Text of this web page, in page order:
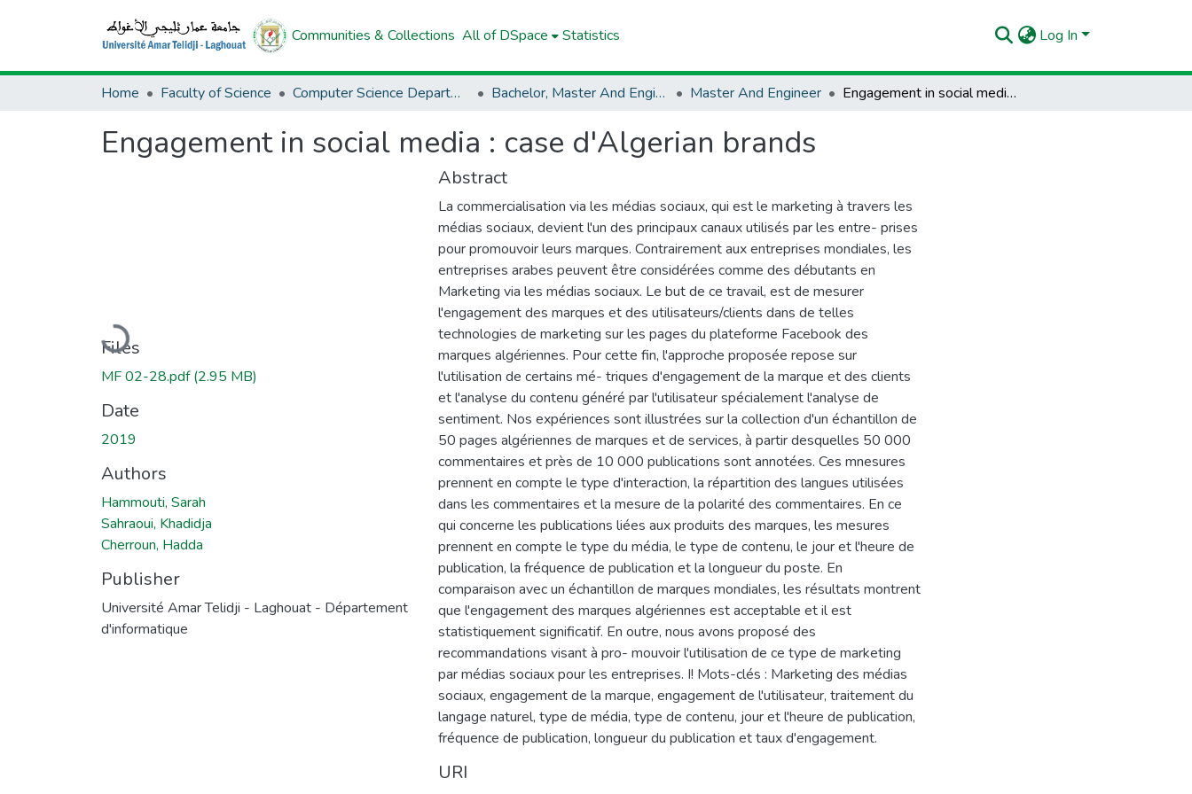
Communities & Collections All of DSpace Statistics Log In
Home Faculty of Science Computer Science Department Bachelor, Master And Engineer (Computer Science) Master And Engineer Engagement in social media : case d'Algerian brands
Engagement in social media : case d'Algerian brands
Loading...
Files
MF 02-28.pdf(2.95 MB)
Date
2019
Authors
Hammouti, Sarah
Sahraoui, Khadidja
Cherroun, Hadda
Publisher
Université Amar Telidji - Laghouat - Département
d'informatique
Abstract
La commercialisation via les médias sociaux, qui est le marketing à travers les
médias sociaux, devient l'un des principaux canaux utilisés par les entre- prises
pour promouvoir leurs marques. Contrairement aux entreprises mondiales, les
entreprises arabes peuvent être considérées comme des débutants en
Marketing via les médias sociaux. Le but de ce travail, est de mesurer
l'engagement des marques et des utilisateurs/clients dans de telles
technologies de marketing sur les pages du plateforme Facebook des
marques algériennes. Pour cette fin, l'approche proposée repose sur
l'utilisation de certains mé- triques d'engagement de la marque et des clients
et l'analyse du contenu généré par l'utilisateur spécialement l'analyse de
sentiment. Nos expériences sont illustrées sur la collection d'un échantillon de
50 pages algériennes de marques et de services, à partir desquelles 50 000
commentaires et près de 10 000 publications sont annotées. Ces mnesures
prennent en compte le type d'interaction, la répartition des langues utilisées
dans les commentaires et la mesure de la polarité des commentaires. En ce
qui concerne les publications liées aux produits des marques, les mesures
prennent en compte le type du média, le type de contenu, le jour et l'heure de
publication, la fréquence de publication et la longueur du poste. En
comparaison avec un échantillon de marques mondiales, les résultats montrent
que l'engagement des marques algériennes est acceptable et il est
statistiquement significatif. En outre, nous avons proposé des
recommandations visant à pro- mouvoir l'utilisation de ce type de marketing
par médias sociaux pour les entreprises. I! Mots-clés : Marketing des médias
sociaux, engagement de la marque, engagement de l'utilisateur, traitement du
langage naturel, type de média, type de contenu, jour et l'heure de publication,
fréquence de publication, longueur du publication et taux d'engagement.
URI